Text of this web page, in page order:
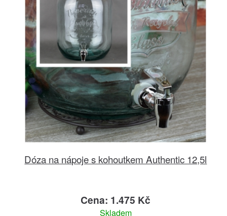
Dóza na nápoje s kohoutkem Authentic 12,5l
Cena: 1.475 Kč
Skladem